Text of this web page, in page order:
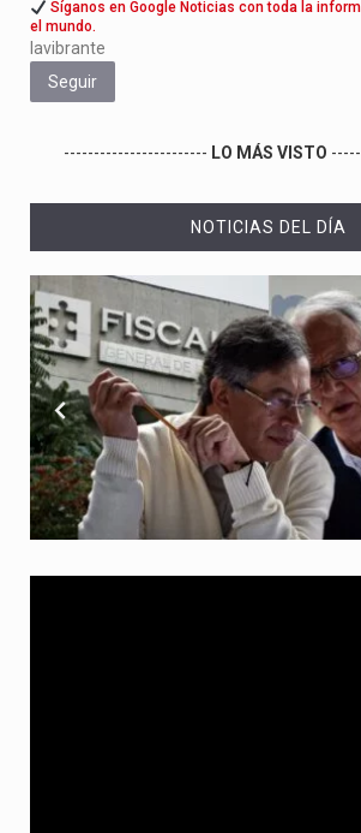
Síganos en Google Noticias con toda la
el mundo.
lavibrante
Seguir
------------------------ LO MÁS VISTO
NOTICIAS DEL DÍA